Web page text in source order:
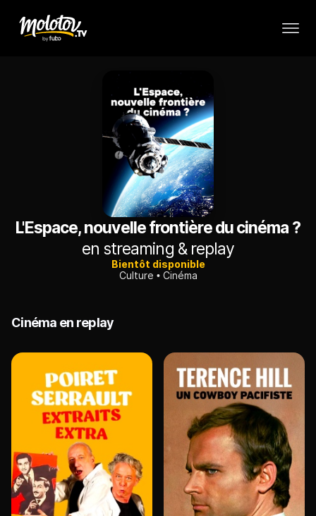
L'Espace, nouvelle frontière du cinéma ?
en streaming & replay
Bientôt disponible
Culture
Cinéma
Cinéma en replay